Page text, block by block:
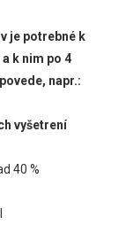
je potrebné k
k nim po 4
napr.:
vyšetrení
40 %